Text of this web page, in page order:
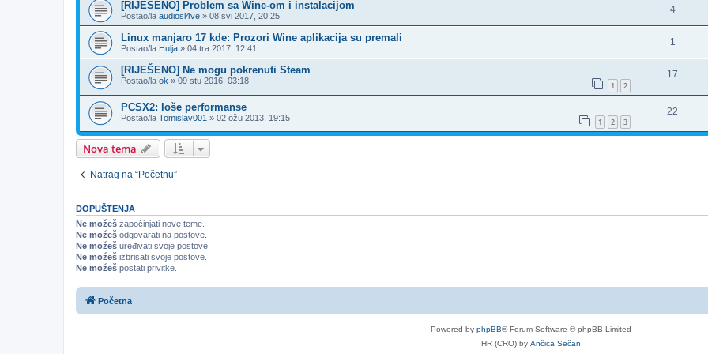
[RIJEŠENO] Problem sa Wine-om i instalacijom
Postao/la audiosl4ve » 08 svi 2017, 20:25
4
Linux manjaro 17 kde: Prozori Wine aplikacija su premali
Postao/la Hulja » 04 tra 2017, 12:41
1
[RIJEŠENO] Ne mogu pokrenuti Steam
Postao/la ok » 09 stu 2016, 03:18 1 2
17
PCSX2: loše performanse
Postao/la Tomislav001 » 02 ožu 2013, 19:15 1 2 3
22
Nova tema
Natrag na “Početnu”
DOPUŠTENJA
Ne možeš započinjati nove teme.
Ne možeš odgovarati na postove.
Ne možeš uređivati svoje postove.
Ne možeš izbrisati svoje postove.
Ne možeš postati privitke.
Početna
Powered by phpBB® Forum Software © phpBB Limited
HR (CRO) by Ančica Sečan